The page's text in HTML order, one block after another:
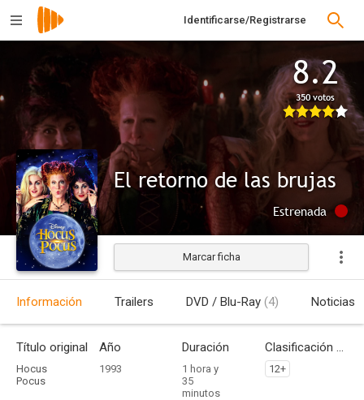
Identificarse/Registrarse
8.2
350 votos
El retorno de las brujas
Estrenada
Marcar ficha
Información Trailers DVD / Blu-Ray (4) Noticias
Título original
Hocus
Pocus
Año
1993
Duración
1 hora y
35
minutos
Clasificación por edades
12+